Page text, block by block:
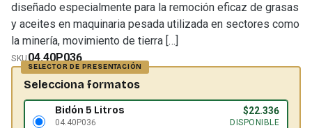
diseñado especialmente para la remoción eficaz de grasas
y aceites en maquinaria pesada utilizada en sectores como
la minería, movimiento de tierra […]
SKU04.40P036
Selecciona formatos
Bidón 5 Litros
04.40P036
$22.336
DISPONIBLE